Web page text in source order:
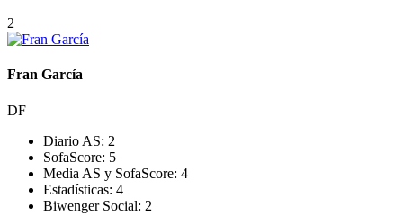
2
Fran García
DF
Diario AS: 2
SofaScore: 5
Media AS y SofaScore: 4
Estadísticas: 4
Biwenger Social: 2